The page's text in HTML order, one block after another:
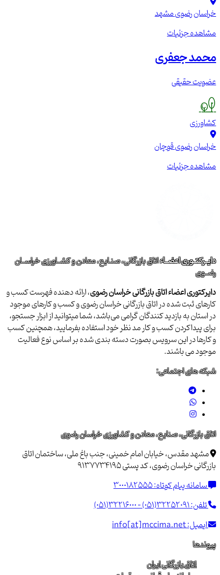
خراسان رضویمشهد
مشاهده جزئیات
محمد جعفری
عضویت حقیقی
کشاورزی
خراسان رضویقوچان
مشاهده جزئیات
دایــرکتــوری اعضــاءاتاق بازرگانی، صنـایع، معادن و کشــاورزی خراســان
رضــوی
دایرکتوری اعضاء اتاق بازرگانی خراسان رضوی، ارائه دهنده فهرست کسب و
کارهای ثبت شده در اتاق بازرگانی خراسان رضوی و کسب و کارهای موجود
در استان به بازدید کنندگان گرامی می‌باشد، شما میتوانید از ابزار جستجو،
برای پیداکردن کسب و کار مد نظر خود استفاده بفرمایید، همچنین کسب
و کارها در این سرویس بصورت دسته بندی شده بر اساس نوع فعالیت
موجود می باشند.
شبکه های اجتماعی:
اتاق بازرگانی، صنایع، معادن و کشاورزی خراسان رضوی
مشهد مقدس، خیابان امام خمینی، جنب باغ ملی، ساختمان اتاق
بازرگانی خراسان رضوی، کد پستی 9137734195
سامانه پیام کوتاه:3000182555
تلفن:(051)32216000 - (051)32252091
ایمیل:info[at]mccima.net
پیوندها
اتاق بازرگانی ایران